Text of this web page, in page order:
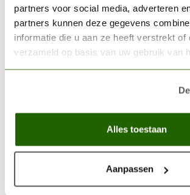
partners voor social media, adverteren
partners kunnen deze gegevens
informatie die u aan ze heeft verstrekt of
verzameld op basis van uw gebruik van
Alles toestaan
Aanpassen
AK interactive Laser
Magenta Acrylic Modelling
Colors - 17ml - AK11066
AK interactive Deep Purple
Intense Modelling Colors -
17ml - AK11074